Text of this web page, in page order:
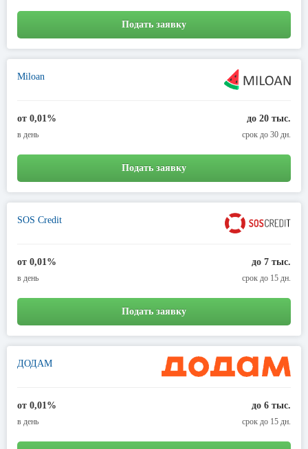
Подать заявку
Miloan
от 0,01%
в день
до 20 тыс.
срок до 30 дн.
Подать заявку
SOS Credit
от 0,01%
в день
до 7 тыс.
срок до 15 дн.
Подать заявку
ДОДАМ
от 0,01%
в день
до 6 тыс.
срок до 15 дн.